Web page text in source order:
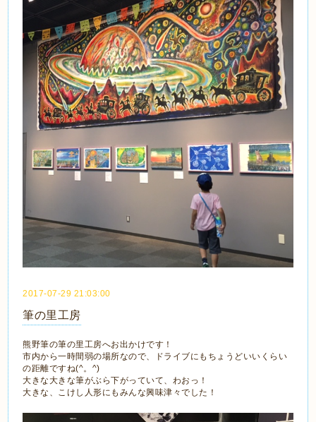
2017-07-29 21:03:00
筆の里工房
熊野筆の筆の里工房へお出かけです！
市内から一時間弱の場所なので、ドライブにもちょうどいいくらい
の距離ですね(^。^)
大きな大きな筆がぶら下がっていて、わおっ！
大きな、こけし人形にもみんな興味津々でした！